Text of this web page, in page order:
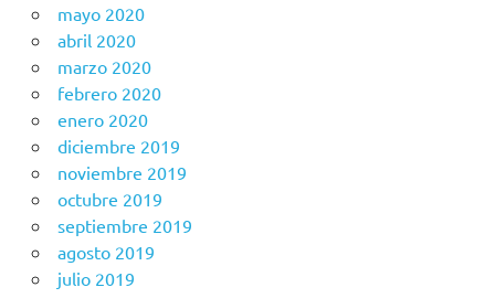
mayo 2020
abril 2020
marzo 2020
febrero 2020
enero 2020
diciembre 2019
noviembre 2019
octubre 2019
septiembre 2019
agosto 2019
julio 2019